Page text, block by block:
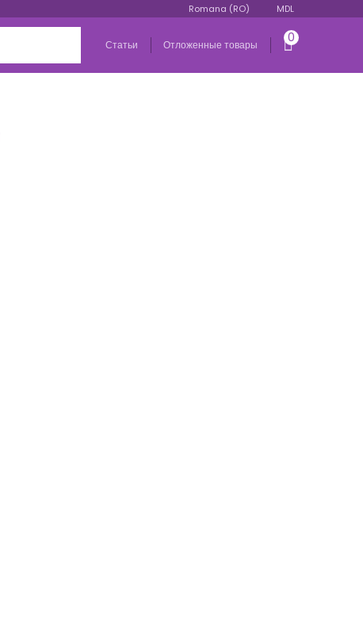
Romana (RO) MDL
Статьи Отложенные товары 0